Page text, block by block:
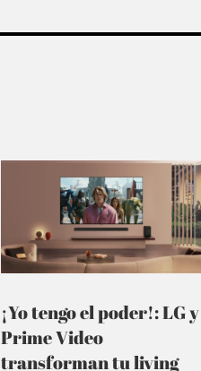
¡Yo tengo el poder!: LG y
Prime Video
transforman tu living